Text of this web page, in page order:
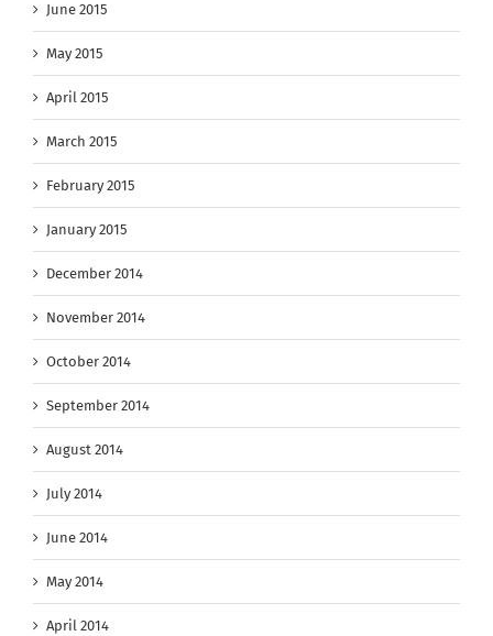
June 2015
May 2015
April 2015
March 2015
February 2015
January 2015
December 2014
November 2014
October 2014
September 2014
August 2014
July 2014
June 2014
May 2014
April 2014